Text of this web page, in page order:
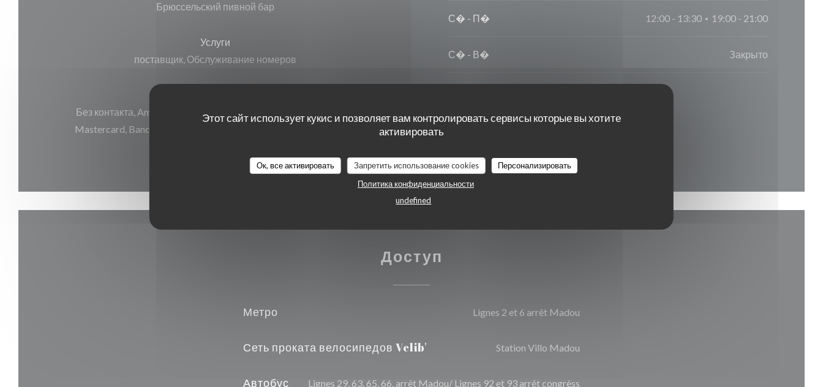
Этот сайт использует кукис и позволяет вам контролировать сервисы которые вы хотите
активировать
Ок, все активировать Запретить использование cookies
Персонализировать
Политика конфиденциальности
undefined
Брюссельский пивной бар
Услуги
поставщик, Обслуживание номеров
Без контакта, American Express, Дебетовая карточка, Eurocard /
Mastercard, Bancontact / Mister Cash, Маэстро, виза, Денежные
С� - П� 12:00 - 13:30 • 19:00 - 21:00
С� - В� Закрыто
Доступ
Метро Lignes 2 et 6 arrêt Madou
Сеть проката велосипедов Velib' Station Villo Madou
Автобус Lignes 29, 63, 65, 66, arrêt Madou/ Lignes 92 et 93 arrêt congrèss